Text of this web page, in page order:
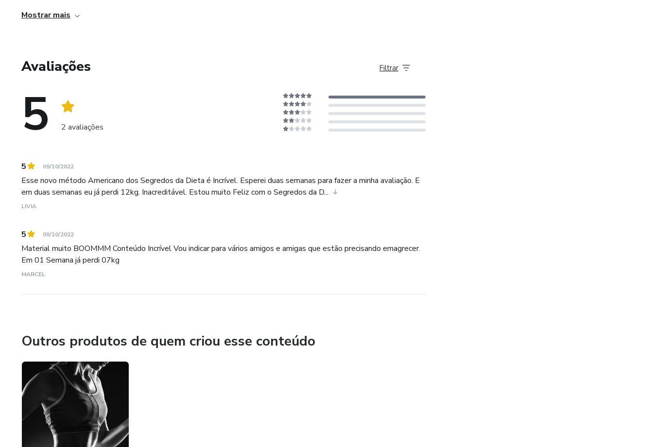
Mostrar mais
Avaliações
5 2 avaliações
Filtrar
5 09/10/2022
Esse novo método Americano dos Segredos da Dieta é Incrível. Esperei duas semanas para fazer a minha avaliação. E
em duas semanas eu já perdi 12kg. Inacreditável. Estou muito Feliz com o Segredos da D...
LIVIA
5 09/10/2022
Material muito BOOMMM Conteúdo Incrível Vou indicar para vários amigos e amigas que estão precisando emagrecer.
Em 01 Semana já perdi 07kg
MARCEL
Outros produtos de quem criou esse conteúdo